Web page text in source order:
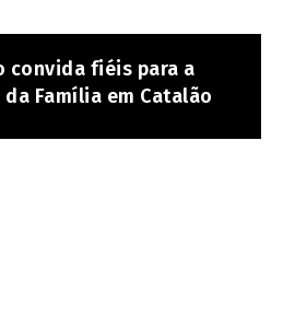
convida fiéis para a
Família em Catalão